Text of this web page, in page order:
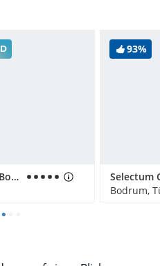
TUI MAGIC LIFE Bodrum - Adult Only (16+)
93%
Bodrum,